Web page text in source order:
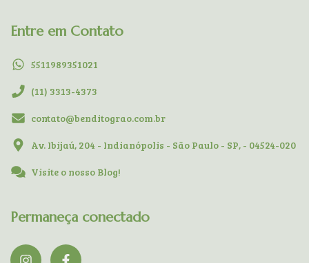
Entre em Contato
5511989351021
(11) 3313-4373
contato@benditograo.com.br
Av. Ibijaú, 204 - Indianópolis - São Paulo - SP, - 04524-020
Visite o nosso Blog!
Permaneça conectado